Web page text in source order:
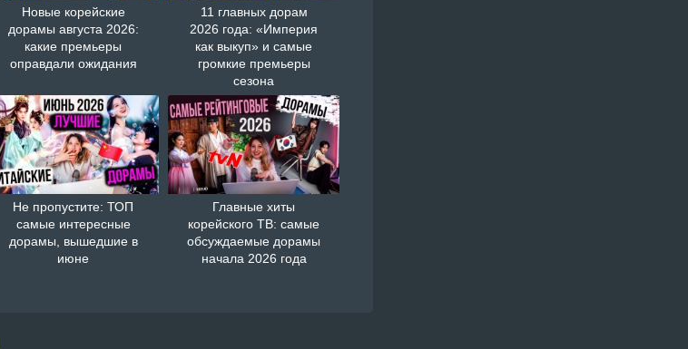
Новые корейские
дорамы августа 2026:
какие премьеры
оправдали ожидания
11 главных дорам
2026 года: «Империя
как выкуп» и самые
громкие премьеры
сезона
Не пропустите: ТОП
самые интересные
дорамы, вышедшие в
июне
Главные хиты
корейского ТВ: самые
обсуждаемые дорамы
начала 2026 года